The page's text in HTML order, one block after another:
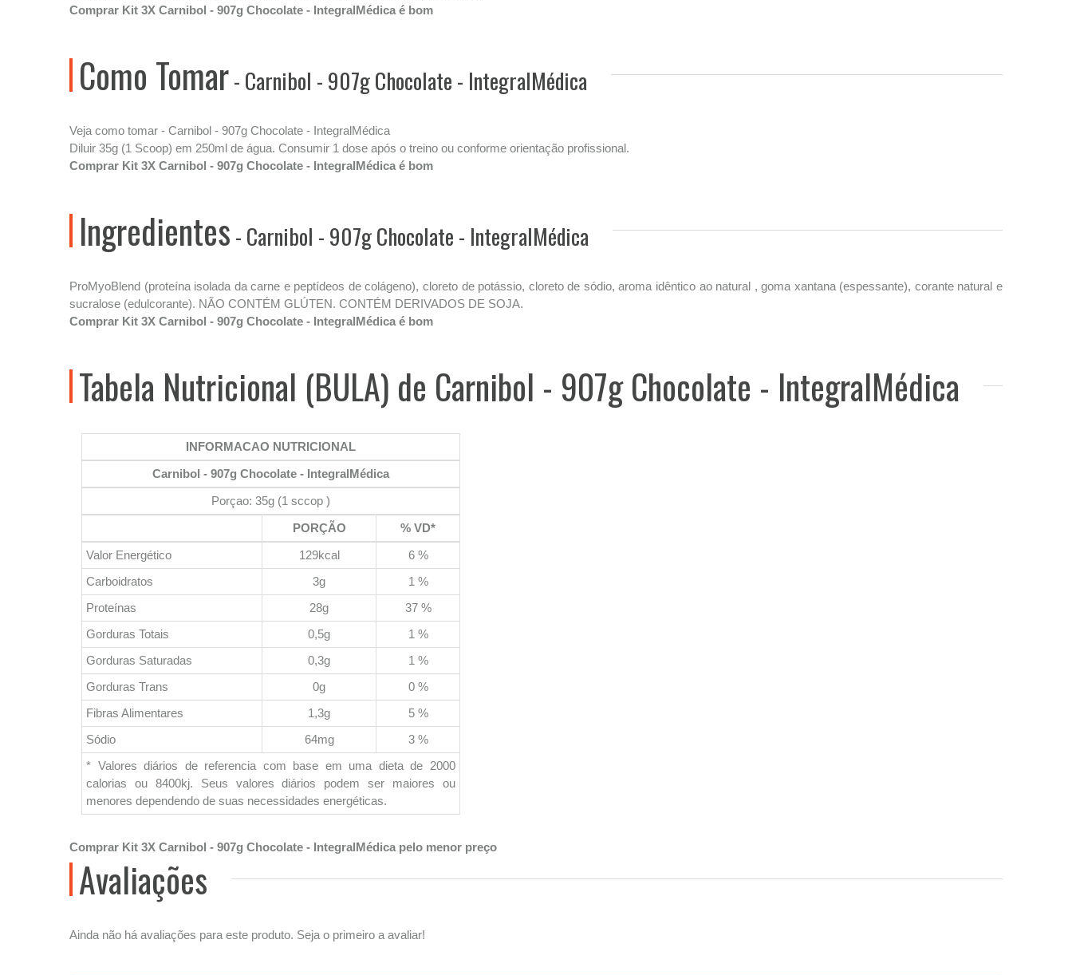
Comprar Kit 3X Carnibol - 907g Chocolate - IntegralMédica é bom
Como Tomar- Carnibol - 907g Chocolate - IntegralMédica
Veja como tomar - Carnibol - 907g Chocolate - IntegralMédica
Diluir 35g (1 Scoop) em 250ml de água. Consumir 1 dose após o treino ou conforme orientação profissional.
Comprar Kit 3X Carnibol - 907g Chocolate - IntegralMédica é bom
Ingredientes- Carnibol - 907g Chocolate - IntegralMédica
ProMyoBlend (proteína isolada da carne e peptídeos de colágeno), cloreto de potássio, cloreto de sódio, aroma idêntico ao natural , goma xantana (espessante), corante natural e
sucralose (edulcorante). NÃO CONTÉM GLÚTEN. CONTÉM DERIVADOS DE SOJA.
Comprar Kit 3X Carnibol - 907g Chocolate - IntegralMédica é bom
Tabela Nutricional (BULA) de Carnibol - 907g Chocolate - IntegralMédica
INFORMACAO NUTRICIONAL
Carnibol - 907g Chocolate - IntegralMédica
Porçao: 35g (1 sccop )
PORÇÃO
% VD*
Valor Energético
129kcal
6 %
Carboidratos
3g
1 %
Proteínas
28g
37 %
Gorduras Totais
0,5g
1 %
Gorduras Saturadas
0,3g
1 %
Gorduras Trans
0g
0 %
Fibras Alimentares
1,3g
5 %
Sódio
64mg
3 %
* Valores diários de referencia com base em uma dieta de 2000
calorias ou 8400kj. Seus valores diários podem ser maiores ou
menores dependendo de suas necessidades energéticas.
Comprar Kit 3X Carnibol - 907g Chocolate - IntegralMédica pelo menor preço
Avaliações
Ainda não há avaliações para este produto. Seja o primeiro a avaliar!